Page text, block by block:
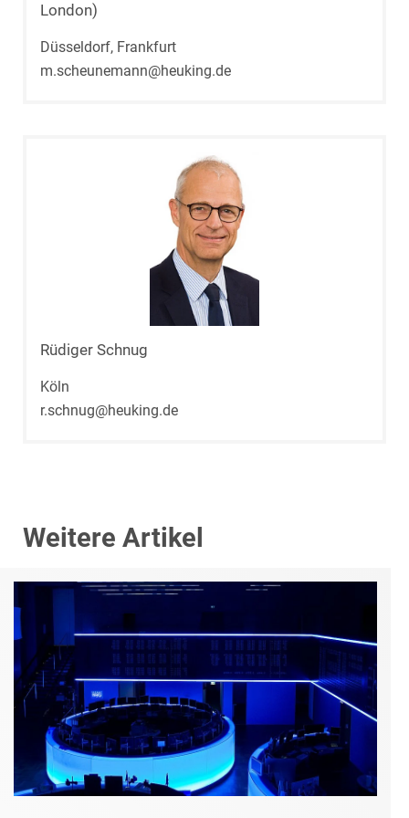
London)
Düsseldorf, Frankfurt
m.scheunemann@heuking.de
Rüdiger Schnug
Köln
r.schnug@heuking.de
Weitere Artikel